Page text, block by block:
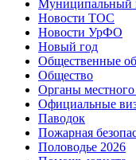
Муниципальный
Новости ТОС
Новости УрФО
Новый год
Общественные
Общество
Органы
Официальные
Паводок
Пожарная
Половодье 2026